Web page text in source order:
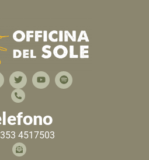
4517503